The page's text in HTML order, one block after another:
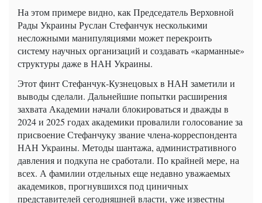
На этом примере видно, как Председатель Верховной
Рады Украины Руслан Стефанчук несколькими
несложными манипуляциями может перекроить
систему научных организаций и создавать «карманные»
структуры даже в НАН Украины.
Этот финт Стефанчук-Кузнецовых в НАН заметили и
выводы сделали. Дальнейшие попытки расширения
захвата Академии начали блокироваться и дважды в
2024 и 2025 годах академики провалили голосование за
присвоение Стефанчуку звание члена-корреспондента
НАН Украины. Методы шантажа, административного
давления и подкупа не сработали. По крайней мере, на
всех. А фамилии отдельных еще недавно уважаемых
академиков, прогнувшихся под циничных
представителей сегодняшней власти, уже известны